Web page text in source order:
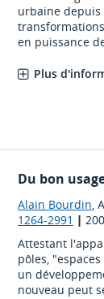
urbaine depuis
en puissance
Plus
Du bon
Alain Bourdin,
1264-2991 |
Attestant
pôles,
un
nouveau peut